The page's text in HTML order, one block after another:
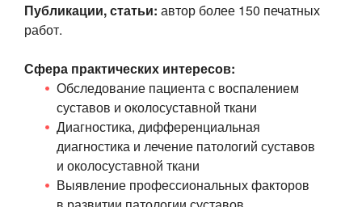
Публикации, статьи: автор более 150 печатных
работ.
Сфера практических интересов:
Обследование пациента с воспалением
суставов и околосуставной ткани
Диагностика, дифференциальная
диагностика и лечение патологий суставов
и околосуставной ткани
Выявление профессиональных факторов